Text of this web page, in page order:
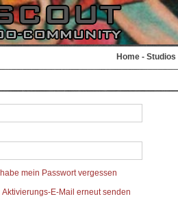
Home - Studios
habe mein Passwort vergessen
Aktivierungs-E-Mail erneut senden